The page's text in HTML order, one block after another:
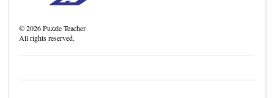
©2026Puzzle Teacher
All rights reserved.